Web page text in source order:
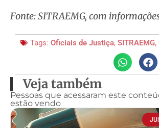
Fonte: SITRAEMG, com
Tags: Oficiais de Justiça, SITRAEMG,
Veja também
Pessoas que acessaram este
estão vendo